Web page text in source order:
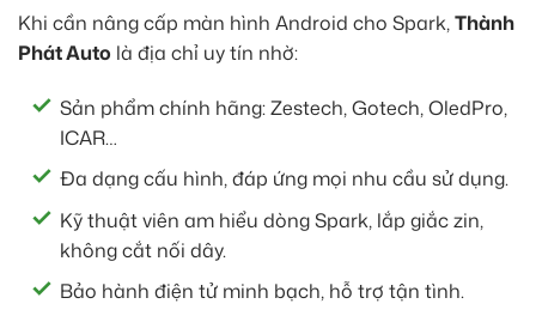
Khi cần nâng cấp màn hình Android cho Spark,Thành
Phát Auto là địa chỉ uy tín nhờ:
Sản phẩm chính hãng: Zestech, Gotech, OledPro,
ICAR…
Đa dạng cấu hình, đáp ứng mọi nhu cầu sử dụng.
Kỹ thuật viên am hiểu dòng Spark, lắp giắc zin,
không cắt nối dây.
Bảo hành điện tử minh bạch, hỗ trợ tận tình.